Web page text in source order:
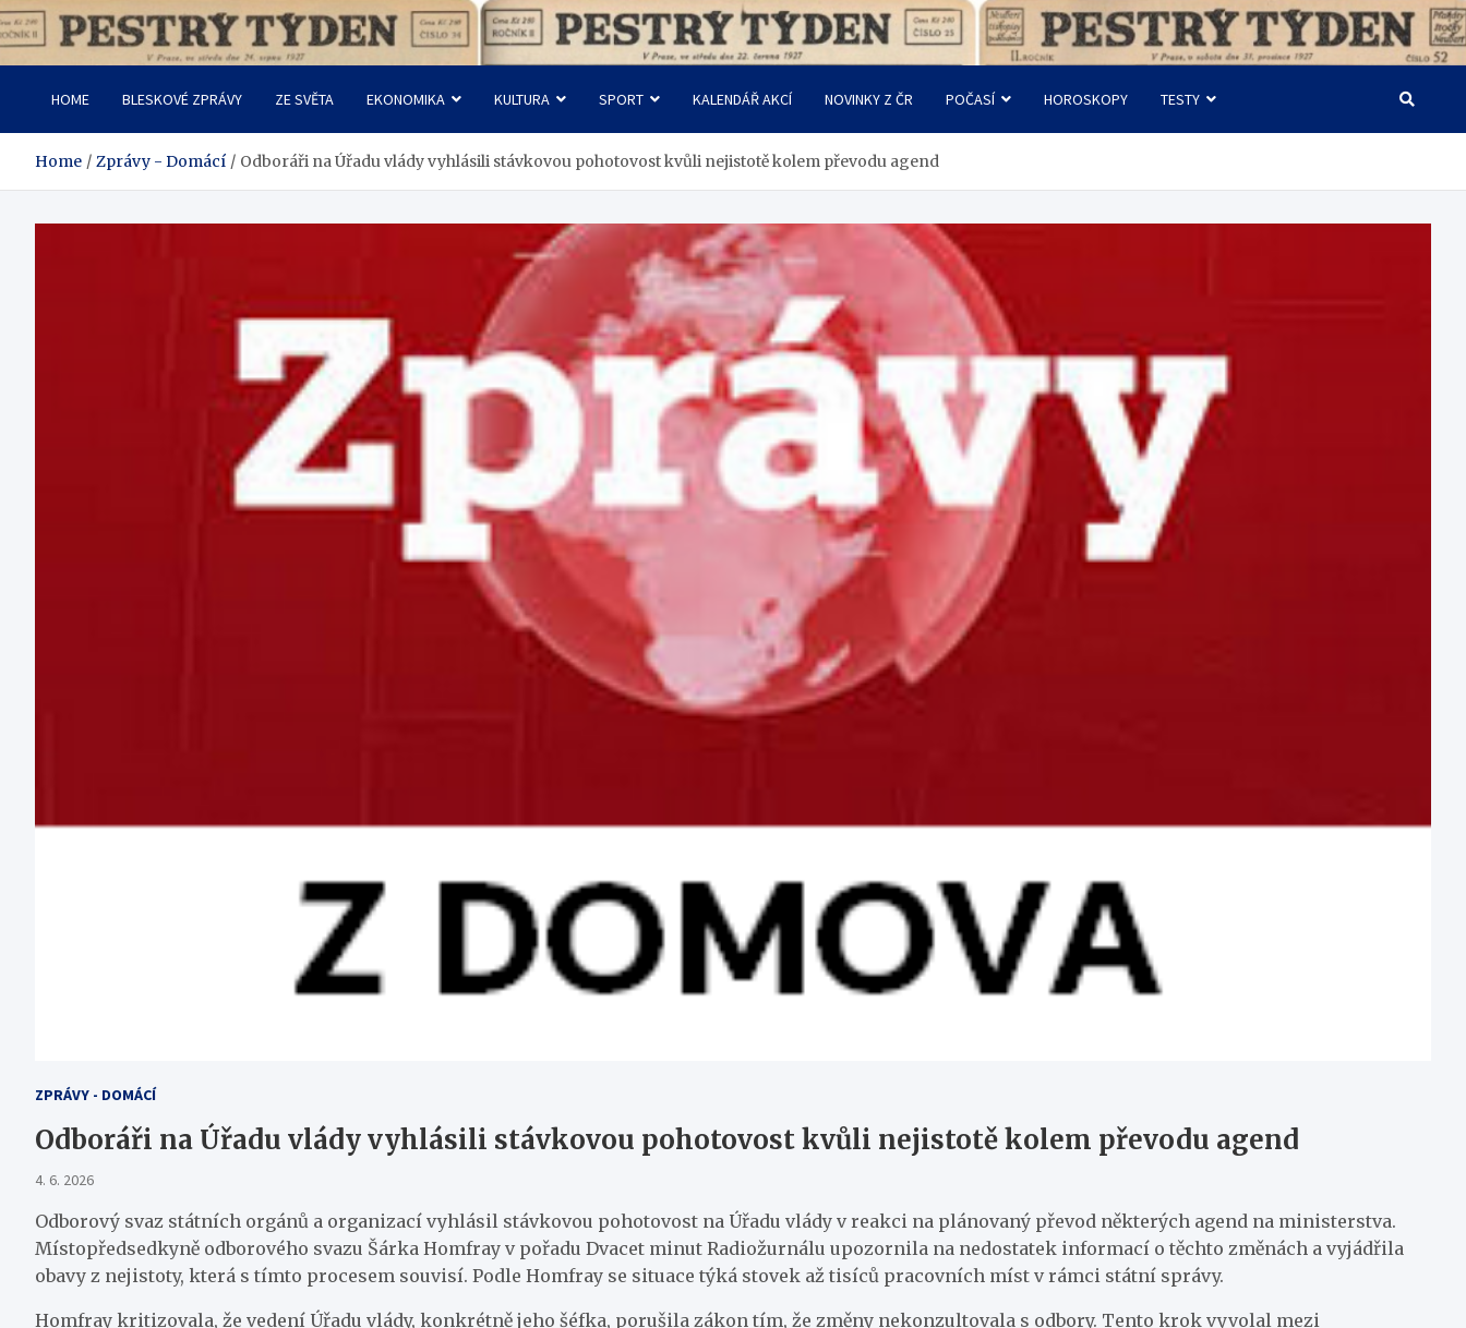
Skip
to
Pestrý Týden
HOME BLESKOVÉ ZPRÁVY ZE SVĚTA EKONOMIKA KULTURA SPORT KALENDÁŘ AKCÍ NOVINKY Z ČR POČASÍ HOROSKOPY TESTY
Home Zprávy - Domácí Odboráři na Úřadu vlády vyhlásili stávkovou pohotovost kvůli nejistotě kolem převodu agend
ZPRÁVY - DOMÁCÍ
Odboráři na Úřadu vlády vyhlásili stávkovou pohotovost kvůli nejistotě kolem převodu agend
4. 6. 2026
Odborový svaz státních orgánů a organizací vyhlásil stávkovou pohotovost na Úřadu vlády v reakci na plánovaný převod některých agend na ministerstva.
Místopředsedkyně odborového svazu Šárka Homfray v pořadu Dvacet minut Radiožurnálu upozornila na nedostatek informací o těchto změnách a vyjádřila
obavy z nejistoty, která s tímto procesem souvisí. Podle Homfray se situace týká stovek až tisíců pracovních míst v rámci státní správy.
Homfray kritizovala, že vedení Úřadu vlády, konkrétně jeho šéfka, porušila zákon tím, že změny nekonzultovala s odbory. Tento krok vyvolal mezi